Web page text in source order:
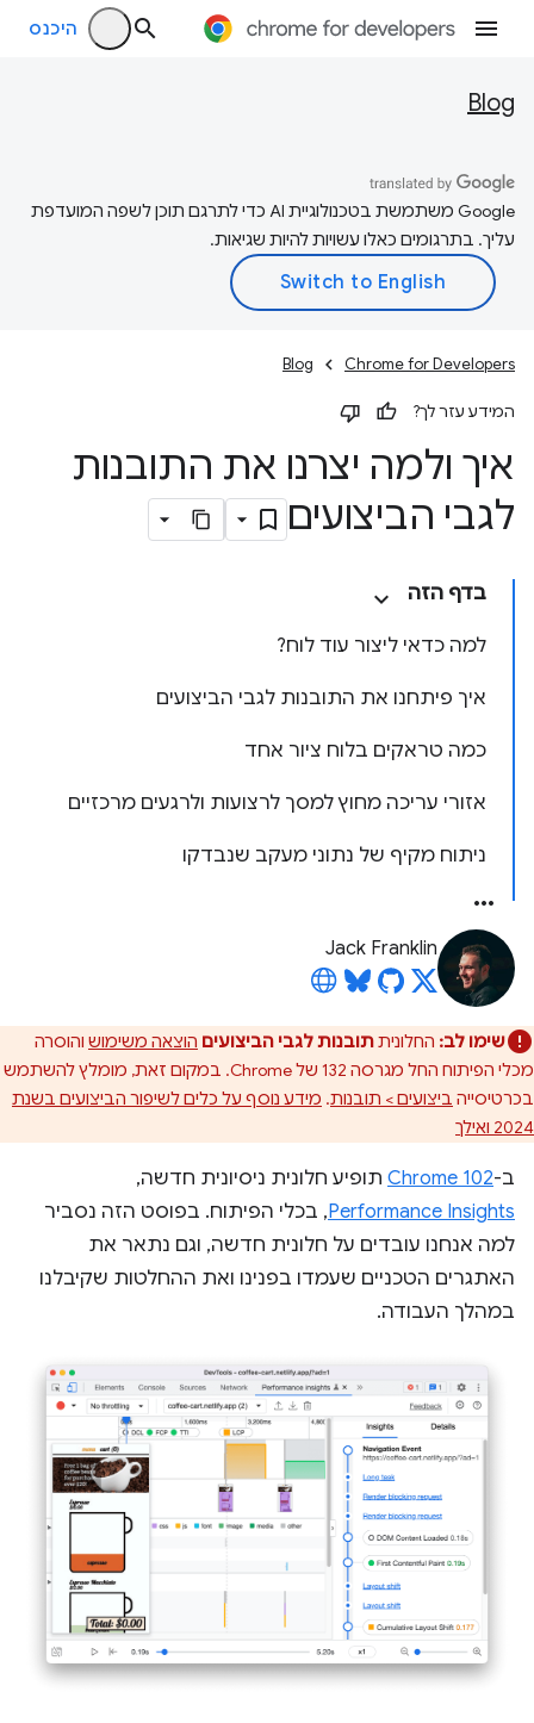
היכנס
Blog
‫Google משתמשת בטכנולוגיית AI כדי לתרגם תוכן לשפה המועדפת
עליך. בתרגומים כאלו עשויות להיות שגיאות.
Chrome for Developers
Blog
המידע עזר לך?
איך ולמה יצרנו את התובנות
לגבי הביצועים
בדף הזה
למה כדאי ליצור עוד לוח?
איך פיתחנו את התובנות לגבי הביצועים
כמה טראקים בלוח ציור אחד
אזורי עריכה מחוץ למסך לרצועות ולרגעים מרכזיים
ניתוח מקיף של נתוני מעקב שנבדקו
Jack Franklin
שימו לב: החלוניתתובנות לגבי הביצועים הוצאה משימוש והוסרה
מכלי הפיתוח החל מגרסה 132 של Chrome. במקום זאת, מומלץ להשתמש
בכרטיסייה ביצועים > תובנות. מידע נוסף על כלים לשיפור הביצועים בשנת
2024 ואילך
ב-Chrome 102 תופיע חלונית ניסיונית חדשה,
Performance Insights, בכלי הפיתוח. בפוסט הזה נסביר
למה אנחנו עובדים על חלונית חדשה, וגם נתאר את
האתגרים הטכניים שעמדו בפנינו ואת ההחלטות שקיבלנו
במהלך העבודה.